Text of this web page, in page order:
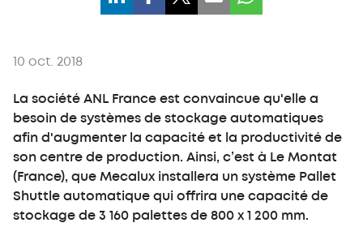
10 oct. 2018
La société ANL France est convaincue qu'elle a
besoin de systèmes de stockage automatiques
afin d'augmenter la capacité et la productivité de
son centre de production. Ainsi, c’est à Le Montat
(France), que Mecalux installera un système Pallet
Shuttle automatique qui offrira une capacité de
stockage de 3 160 palettes de 800 x 1 200 mm.